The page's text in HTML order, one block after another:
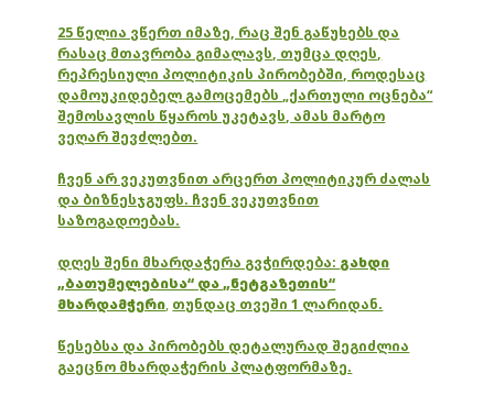
25 წელია ვწერთ იმაზე, რაც შენ გაწუხებს და
რასაც მთავრობა გიმალავს, თუმცა დღეს,
რეპრესიული პოლიტიკის პირობებში, როდესაც
დამოუკიდებელ გამოცემებს „ქართული ოცნება“
შემოსავლის წყაროს უკეტავს, ამას მარტო
ვეღარ შევძლებთ.
ჩვენ არ ვეკუთვნით არცერთ პოლიტიკურ ძალას
და ბიზნესჯგუფს. ჩვენ ვეკუთვნით
საზოგადოებას.
დღეს შენი მხარდაჭერა გვჭირდება: გახდი
„ბათუმელებისა“ და „ნეტგაზეთის“
მხარდამჭერი, თუნდაც თვეში 1 ლარიდან.
წესებსა და პირობებს დეტალურად შეგიძლია
გაეცნო მხარდაჭერის პლატფორმაზე.